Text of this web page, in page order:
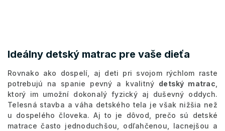
Ideálny detský matrac pre vaše dieťa
Rovnako ako dospelí, aj deti pri svojom rýchlom raste
potrebujú na spanie pevný a kvalitný detský matrac
ktorý im umožní dokonalý fyzický aj duševný oddych.
Telesná stavba a váha detského tela je však nižšia než
u dospelého človeka. Aj to je dôvod, prečo sú detské
matrace často jednoduchšou, odľahčenou, lacnejšou a